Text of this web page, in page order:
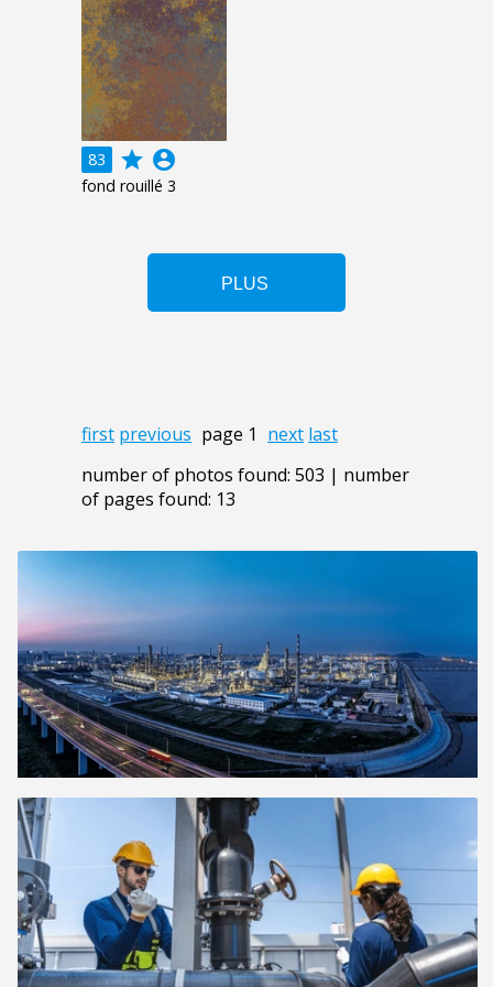
83 grade account_circle
fond rouillé 3
first previous page 1 next last
number of photos found: 503 | number
of pages found: 13